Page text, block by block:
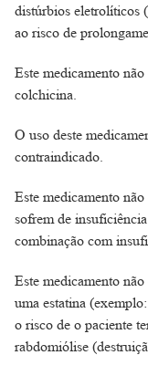
distúrbios eletrolíticos
ao risco de
Este medicamento
colchicina.
O uso deste
contraindicado.
Este medicamento
sofrem de
combinação com
Este medicamento
uma estatina
o risco de o paciente
rabdomiólise